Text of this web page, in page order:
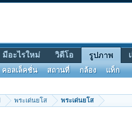
พระเด่นยโส พระเด่นยโส
มีอะไรใหม่ วิดีโอ รูปภาพ
คอลเล็คชั่น สถานที่ กล้อง แท็ก